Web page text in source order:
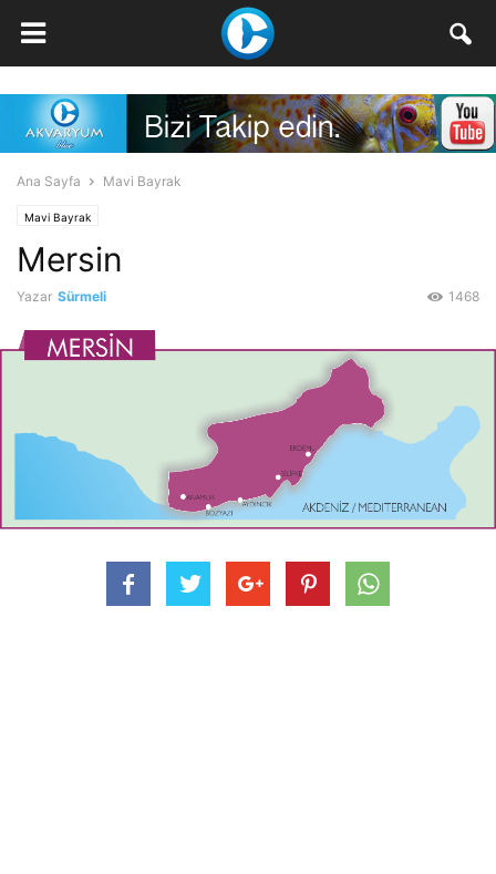
Ana Sayfa Mavi Bayrak
Mavi Bayrak
Mersin
Yazar Sürmeli 1468